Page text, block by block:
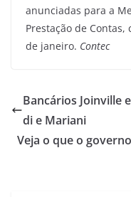
anunciadas para a
Prestação de
de janeiro. Contec
Bancários Joinville
di e Mariani
Veja o que o